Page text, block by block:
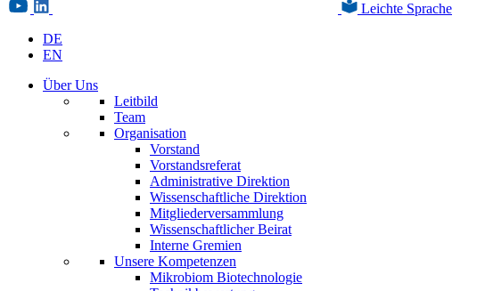
Leichte Sprache
DE
EN
Über Uns
Leitbild
Team
Organisation
Vorstand
Vorstandsreferat
Administrative Direktion
Wissenschaftliche Direktion
Mitgliederversammlung
Wissenschaftlicher Beirat
Interne Gremien
Unsere Kompetenzen
Mikrobiom Biotechnologie